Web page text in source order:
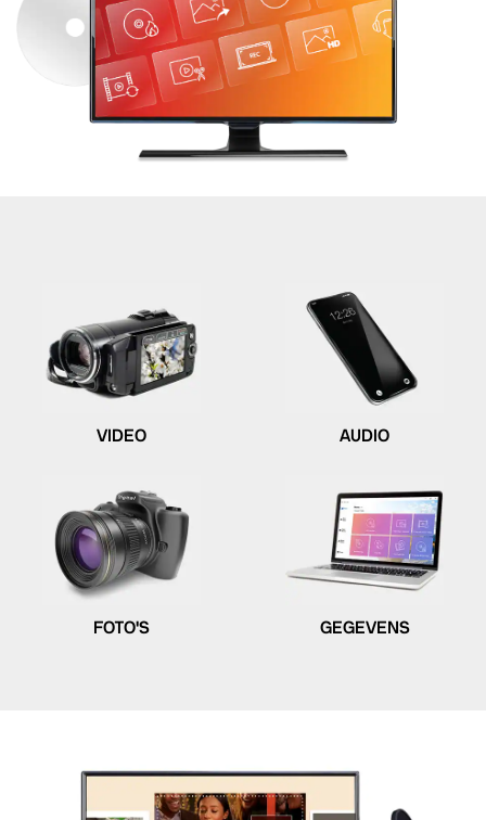
VIDEO AUDIO
FOTO'S GEGEVENS